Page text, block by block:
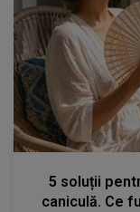
5 soluții
caniculă. Ce